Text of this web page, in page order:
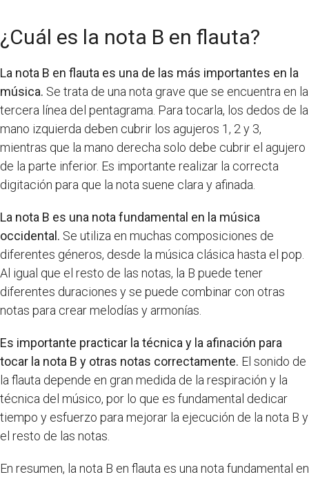
¿Cuál es la nota B en flauta?
La nota B en flauta es una de las más importantes en la
música. Se trata de una nota grave que se encuentra en la
tercera línea del pentagrama. Para tocarla, los dedos de la
mano izquierda deben cubrir los agujeros 1, 2 y 3,
mientras que la mano derecha solo debe cubrir el agujero
de la parte inferior. Es importante realizar la correcta
digitación para que la nota suene clara y afinada.
La nota B es una nota fundamental en la música
occidental. Se utiliza en muchas composiciones de
diferentes géneros, desde la música clásica hasta el pop.
Al igual que el resto de las notas, la B puede tener
diferentes duraciones y se puede combinar con otras
notas para crear melodías y armonías.
Es importante practicar la técnica y la afinación para
tocar la nota B y otras notas correctamente. El sonido de
la flauta depende en gran medida de la respiración y la
técnica del músico, por lo que es fundamental dedicar
tiempo y esfuerzo para mejorar la ejecución de la nota B y
el resto de las notas.
En resumen, la nota B en flauta es una nota fundamental en